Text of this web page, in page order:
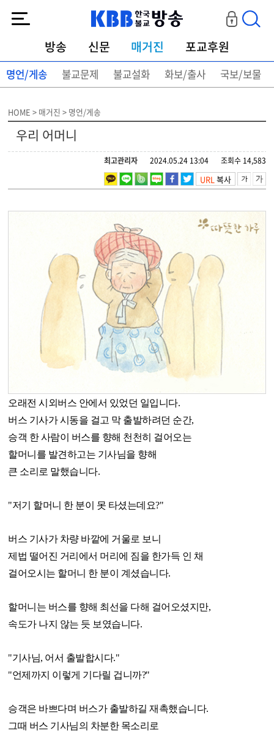
방송 신문 매거진 포교후원
명언/게송 불교문제 불교설화 화보/출사 국보/보물
HOME > 매거진 > 명언/게송
우리 어머니
조회수 14,583
2024.05.24 13:04
최고관리자
URL복사
오래전 시외버스 안에서 있었던 일입니다.
버스 기사가 시동을 걸고 막 출발하려던 순간,
승객 한 사람이 버스를 향해 천천히 걸어오는
할머니를 발견하고는 기사님을 향해
큰 소리로 말했습니다.
"저기 할머니 한 분이 못 타셨는데요?"
버스 기사가 차량 바깥에 거울로 보니
제법 떨어진 거리에서 머리에 짐을 한가득 인 채
걸어오시는 할머니 한 분이 계셨습니다.
할머니는 버스를 향해 최선을 다해 걸어오셨지만,
속도가 나지 않는 듯 보였습니다.
"기사님, 어서 출발합시다."
"언제까지 이렇게 기다릴 겁니까?"
승객은 바쁘다며 버스가 출발하길 재촉했습니다.
그때 버스 기사님의 차분한 목소리로